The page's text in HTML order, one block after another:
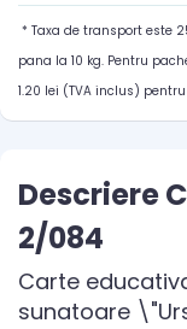
* Taxa de transport este
pana la 10 kg. Pentru
1.20 lei (TVA inclus)
Descriere
2/084
Carte
sunatoare